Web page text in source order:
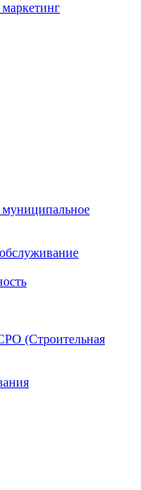
муниципальное
(Строительная